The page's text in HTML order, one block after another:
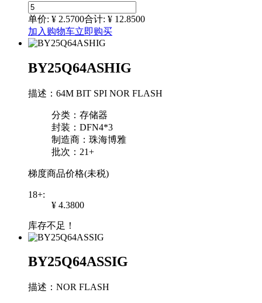
单价: ¥ 2.5700合计: ¥ 12.8500
加入购物车立即购买
BY25Q64ASHIG
描述：64M BIT SPI NOR FLASH
分类：存储器
封装：DFN4*3
制造商：珠海博雅
批次：21+
梯度商品价格(未税)
18+:
¥ 4.3800
库存不足！
BY25Q64ASSIG
描述：NOR FLASH